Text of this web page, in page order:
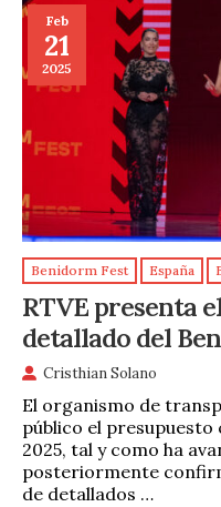
Feb
21
2025
Benidorm Fest España
RTVE presenta
detallado del
Cristhian Solano
El organismo de
público el
2025, tal y como ha
posteriormente
de detallados …